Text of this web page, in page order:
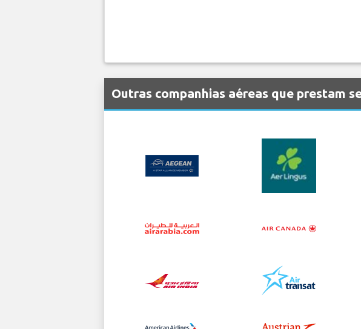
Outras companhias aéreas que prestam